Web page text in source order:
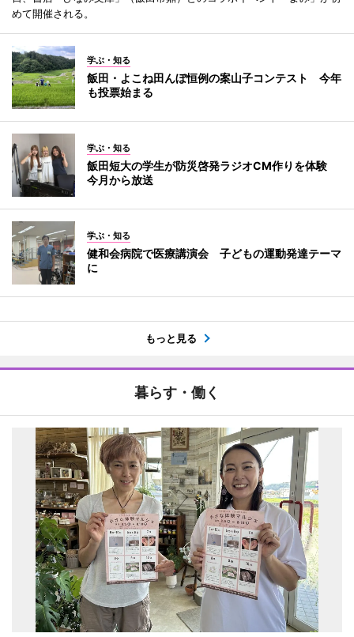
めて開催される。
学ぶ・知る
飯田・よこね田んぼ恒例の案山子コンテスト 今年
も投票始まる
学ぶ・知る
飯田短大の学生が防災啓発ラジオCM作りを体験
今月から放送
学ぶ・知る
健和会病院で医療講演会 子どもの運動発達テーマ
に
もっと見る
暮らす・働く